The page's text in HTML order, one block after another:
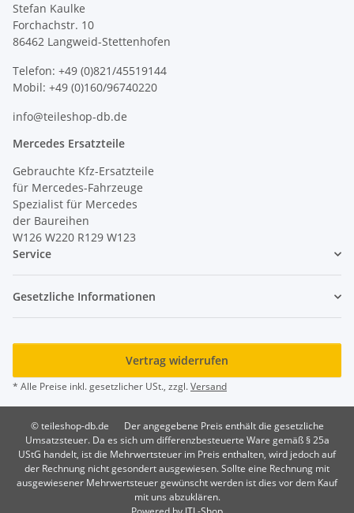
Stefan Kaulke
Forchachstr. 10
86462 Langweid-Stettenhofen
Telefon: +49 (0)821/45519144
Mobil: +49 (0)160/96740220
info@teileshop-db.de
Mercedes Ersatzteile
Gebrauchte Kfz-Ersatzteile
für Mercedes-Fahrzeuge
Spezialist für Mercedes
der Baureihen
W126 W220 R129 W123
Service
Gesetzliche Informationen
Vertrag widerrufen
* Alle Preise inkl. gesetzlicher USt., zzgl.Versand
© teileshop-db.de
Der angegebene Preis enthält die gesetzliche
Umsatzsteuer. Da es sich um differenzbesteuerte Ware gemäß § 25a
UStG handelt, ist die Mehrwertsteuer im Preis enthalten, wird jedoch auf
der Rechnung nicht gesondert ausgewiesen. Sollte eine Rechnung mit
ausgewiesener Mehrwertsteuer gewünscht werden ist dies vor dem Kauf
mit uns abzuklären.